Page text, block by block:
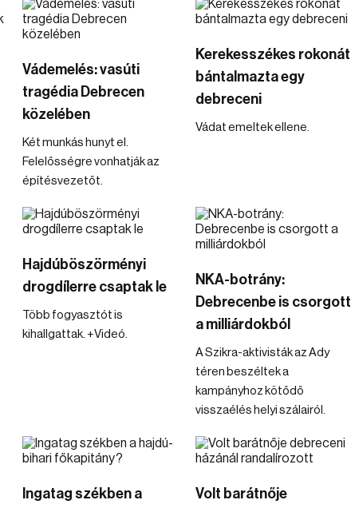
Vádemelés: vasúti
tragédia Debrecen
közelében
Két munkás hunyt el.
Felelősségre vonhatják az
építésvezetőt.
Kerekesszékes rokonát
bántalmazta egy
debreceni
Vádat emeltek ellene.
Hajdúböszörményi
drogdílerre csaptak le
Több fogyasztót is
kihallgattak. +Videó.
NKA-botrány:
Debrecenbe is csorgott
a milliárdokból
A Szikra-aktivisták az Ady
téren beszéltek a
kampányhoz kötődő
visszaélés helyi szálairól.
Ingatag székben a
Volt barátnője